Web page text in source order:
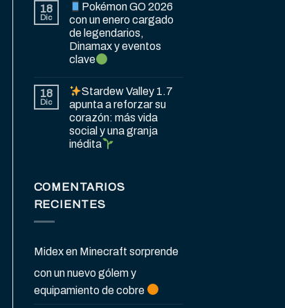
18
Dic
Pokémon GO 2026
con un enero cargado
de legendarios,
Dinamax y eventos
clave
18
Dic
Stardew Valley 1.7
apunta a reforzar su
corazón: más vida
social y una granja
inédita
COMENTARIOS
RECIENTES
Midexen Minecraft sorprende
con un nuevo gólem y
equipamiento de cobre